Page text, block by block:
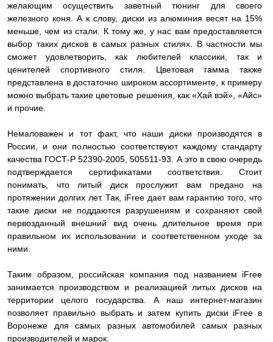
желающим осуществить заветный тюнинг для своего
железного коня. А к слову, диски из алюминия весят на 15%
меньше, чем из стали. К тому же, у нас вам предоставляется
выбор таких дисков в самых разных стилях. В частности мы
сможет удовлетворить, как любителей классики, так и
ценителей спортивного стиля. Цветовая гамма также
представлена в достаточно широком ассортименте, к примеру
можно выбрать такие цветовые решения, как «Хай вэй», «Айс»
и прочие.
Немаловажен и тот факт, что наши диски производятся в
России, и они полностью соответствуют каждому стандарту
качества ГОСТ-Р 52390-2005, 505511-93. А это в свою очередь
подтверждается сертификатами соответствия. Стоит
понимать, что литый диск прослужит вам предано на
протяжении долгих лет. Так, iFree дает вам гарантию того, что
такие диски не поддаются разрушениям и сохраняют свой
первозданный внешний вид очень длительное время при
правильном их использовании и соответственном уходе за
ними.
Таким образом, российская компания под названием iFree
занимается производством и реализацией литых дисков на
территории целого государства. А наш интернет-магазин
позволяет правильно выбрать и затем купить диски iFree в
Воронеже для самых разных автомобилей самых разных
производителей и марок.